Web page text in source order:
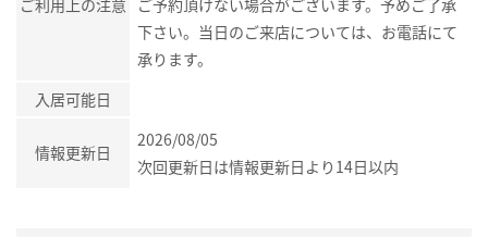
下さい。当日のご来店については、お電話にて
承ります。
入居可能日
情報更新日
2026/08/05
次回更新日は情報更新日より14日以内